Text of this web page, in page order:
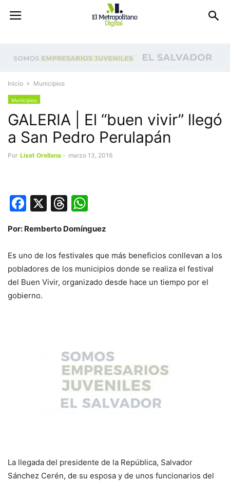
Inicio Municipios
Municipios
GALERIA | El “buen vivir” llegó
a San Pedro Perulapán
Por Liset Orellana - marzo 13, 2016
Facebook
X Threads
Por: Remberto Domínguez
Es uno de los festivales que más beneficios conllevan a los
pobladores de los municipios donde se realiza el festival
del Buen Vivir, organizado desde hace un tiempo por el
gobierno.
La llegada del presidente de la República, Salvador
Sánchez Cerén, de su esposa y de unos funcionarios del